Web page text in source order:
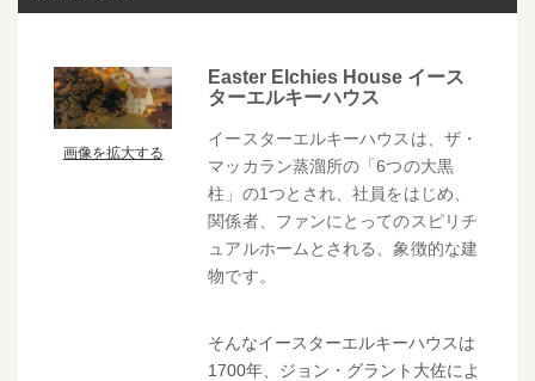
画像を拡大する
Easter Elchies House イース
ターエルキーハウス
イースターエルキーハウスは、ザ・
マッカラン蒸溜所の「6つの大黒
柱」の1つとされ、社員をはじめ、
関係者、ファンにとってのスピリチ
ュアルホームとされる、象徴的な建
物です。
そんなイースターエルキーハウスは
1700年、ジョン・グラント大佐によ